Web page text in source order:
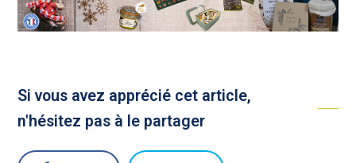
Si vous avez apprécié cet article,
n'hésitez pas à le partager